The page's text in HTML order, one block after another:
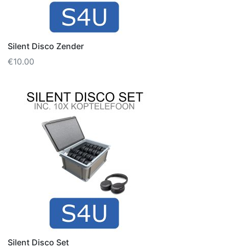
Silent Disco Zender
€10.00
Silent Disco Set